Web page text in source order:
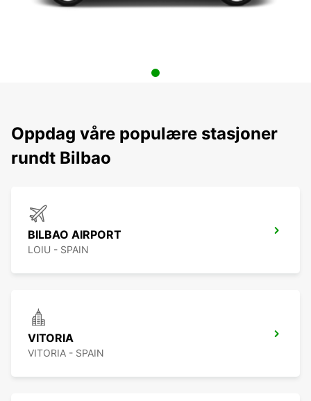
Oppdag våre populære stasjoner
rundt Bilbao
BILBAO AIRPORT
LOIU - SPAIN
VITORIA
VITORIA - SPAIN